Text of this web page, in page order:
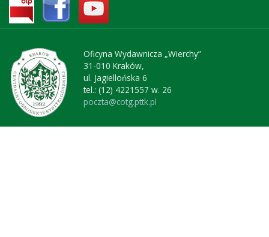
Oficyna Wydawnicza „Wierchy”
31-010 Kraków,
ul. Jagiellońska 6
tel.: (12) 4221557 w. 26
poczta@cotg.pttk.pl